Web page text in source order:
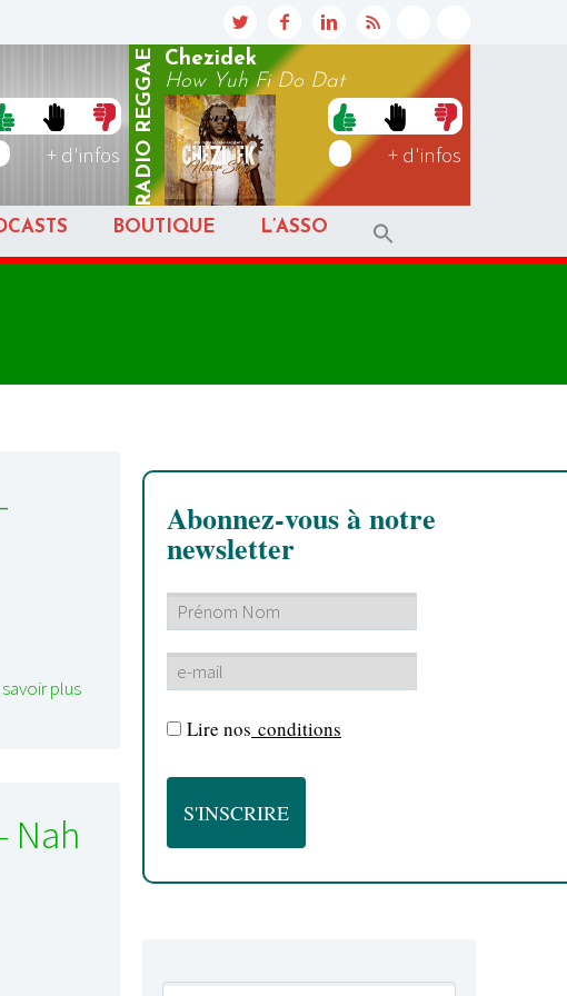
+ d'infos RADIO
REGGAE
Chezidek
How Yuh Fi Do Dat
+ d'infos
BOUTIQUE L’ASSO
savoir plus
Nah
Abonnez-vous à notre
newsletter
Lire nos conditions